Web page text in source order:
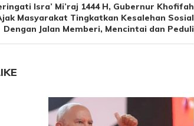
Isra’ Mi’raj 1444 H, Gubernur Khofifah
Masyarakat Tingkatkan Kesalehan Sosial
Dengan Jalan Memberi, Mencintai dan Peduli